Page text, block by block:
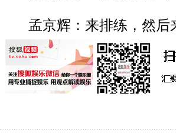
孟京辉：来排练，然后